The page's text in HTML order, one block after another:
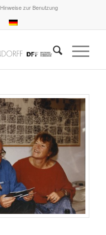
Hinweise zur Benutzung